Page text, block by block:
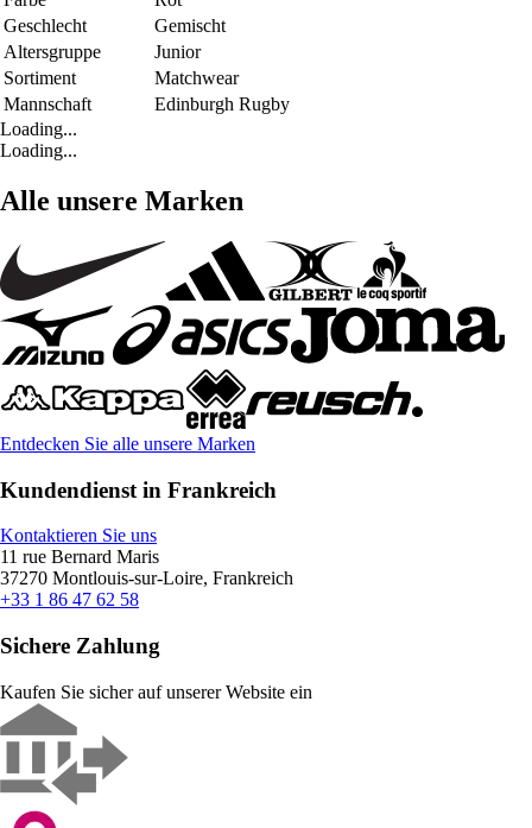
Geschlecht
Gemischt
Altersgruppe
Junior
Sortiment
Matchwear
Mannschaft
Edinburgh Rugby
Loading...
Loading...
Alle unsere Marken
Entdecken Sie alle unsere Marken
Kundendienst in Frankreich
Kontaktieren Sie uns
11 rue Bernard Maris
37270 Montlouis-sur-Loire, Frankreich
+33 1 86 47 62 58
Sichere Zahlung
Kaufen Sie sicher auf unserer Website ein